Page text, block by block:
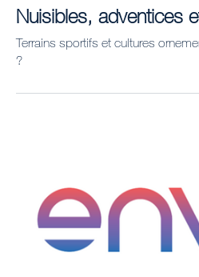
Nuisibles, adventices
Terrains sportifs et cultures
?